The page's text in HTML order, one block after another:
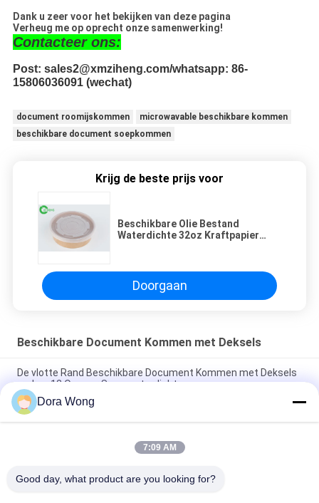
Dank u zeer voor het bekijken van deze pagina
Verheug me op oprecht onze samenwerking!
Contacteer ons:
Post: sales2@xmziheng.com/whatsapp: 86-
15806036091 (wechat)
document roomijskommen
microwavable beschikbare kommen
beschikbare document soepkommen
Krijg de beste prijs voor
Beschikbare Olie Bestand
Waterdichte 32oz Kraftpapier
Doorgaan
Beschikbare Document Kommen met Deksels
De vlotte Rand Beschikbare Document Kommen met Deksels
maken 12 Oz voor Soep waterdicht
De biologisch afbreekbare Beschikbare Document Kommen
met Deksels maken 1100 ml voor Salade waterdicht
Containers van de vet de Bestand Beschikbare Salade, 36
Dora Wong
7:09 AM
Good day, what product are you looking for?